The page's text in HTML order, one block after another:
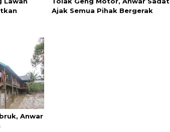
Ajak Semua Pihak Bergerak
Anwar